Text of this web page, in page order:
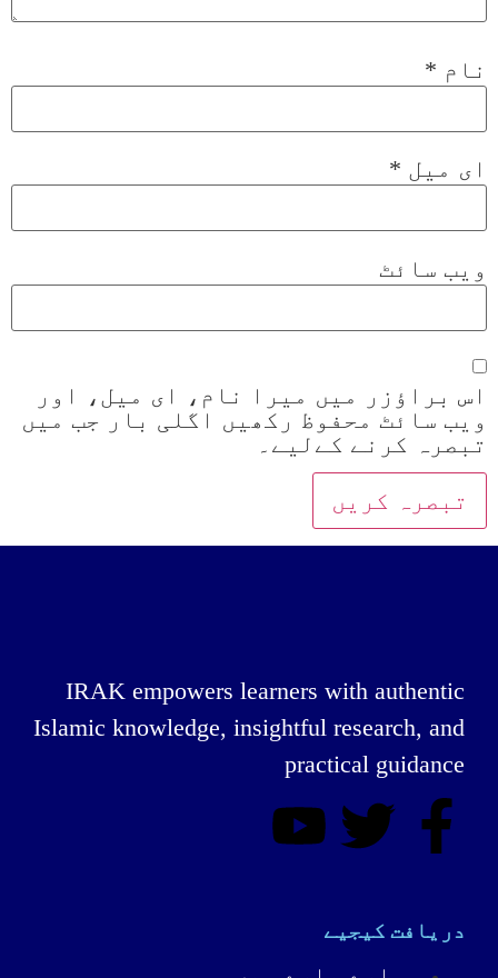
نام *
ای میل *
ویب‌ سائٹ
اس براؤزر میں میرا نام، ای میل، اور
ویب سائٹ محفوظ رکھیں اگلی بار جب میں
تبصرہ کرنے کےلیے۔
IRAK empowers learners with authentic
Islamic knowledge, insightful research, and
practical guidance
دریافت کیجیے